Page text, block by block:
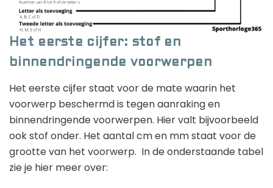
Het eerste cijfer: stof en
binnendringende voorwerpen
Het eerste cijfer staat voor de mate waarin het
voorwerp beschermd is tegen aanraking en
binnendringende voorwerpen. Hier valt bijvoorbeeld
ook stof onder. Het aantal cm en mm staat voor de
grootte van het voorwerp. In de onderstaande tabel
zie je hier meer over: